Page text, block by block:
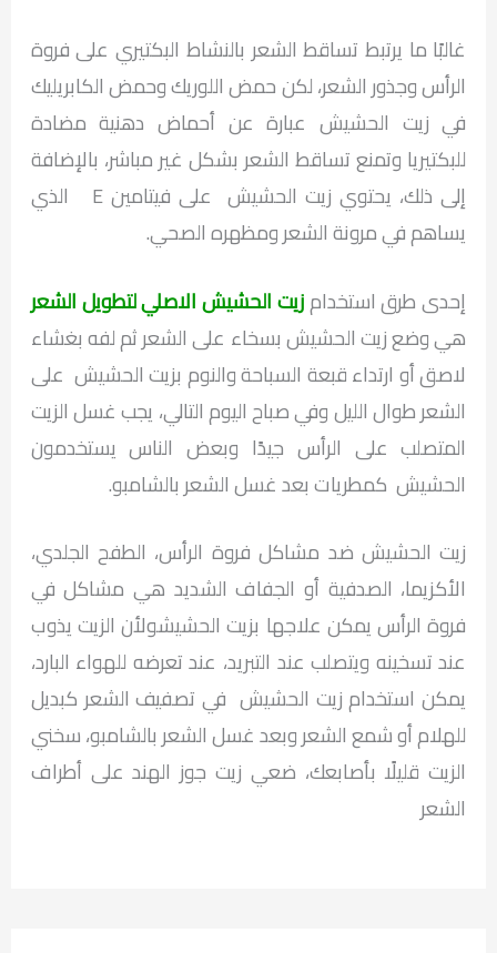
غالبًا ما يرتبط تساقط الشعر بالنشاط البكتيري على فروة
الرأس وجذور الشعر، لكن حمض اللوريك وحمض الكابريليك
في زيت الحشيش عبارة عن أحماض دهنية مضادة
للبكتيريا وتمنع تساقط الشعر بشكل غير مباشر، بالإضافة
إلى ذلك، يحتوي زيت الحشيش على فيتامين E الذي
يساهم في مرونة الشعر ومظهره الصحي.
إحدى طرق استخدامزيت الحشيش الاصلي لتطويل الشعر
هي وضع زيت الحشيش بسخاء على الشعر ثم لفه بغشاء
لاصق أو ارتداء قبعة السباحة والنوم بزيت الحشيش على
الشعر طوال الليل وفي صباح اليوم التالي، يجب غسل الزيت
المتصلب على الرأس جيدًا وبعض الناس يستخدمون
الحشيش كمطريات بعد غسل الشعر بالشامبو.
زيت الحشيش ضد مشاكل فروة الرأس، الطفح الجلدي،
الأكزيما، الصدفية أو الجفاف الشديد هي مشاكل في
فروة الرأس يمكن علاجها بزيت الحشيشولأن الزيت يذوب
عند تسخينه ويتصلب عند التبريد، عند تعرضه للهواء البارد،
يمكن استخدام زيت الحشيش في تصفيف الشعر كبديل
للهلام أو شمع الشعر وبعد غسل الشعر بالشامبو، سخني
الزيت قليلًا بأصابعك، ضعي زيت جوز الهند على أطراف
الشعر